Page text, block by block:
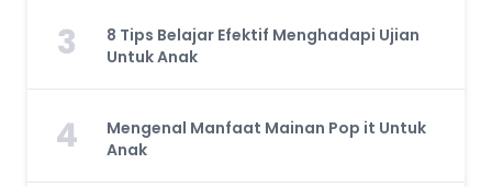
3
8 Tips Belajar Efektif Menghadapi Ujian
Untuk Anak
4
Mengenal Manfaat Mainan Pop it Untuk
Anak